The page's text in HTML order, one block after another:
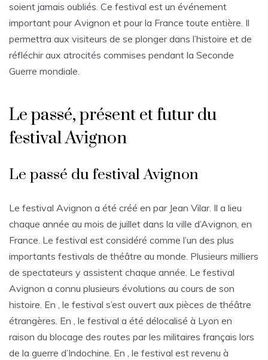
soient jamais oubliés. Ce festival est un événement
important pour Avignon et pour la France toute entière. Il
permettra aux visiteurs de se plonger dans l’histoire et de
réfléchir aux atrocités commises pendant la Seconde
Guerre mondiale.
Le passé, présent et futur du
festival Avignon
Le passé du festival Avignon
Le festival Avignon a été créé en par Jean Vilar. Il a lieu
chaque année au mois de juillet dans la ville d’Avignon, en
France. Le festival est considéré comme l’un des plus
importants festivals de théâtre au monde. Plusieurs milliers
de spectateurs y assistent chaque année. Le festival
Avignon a connu plusieurs évolutions au cours de son
histoire. En , le festival s’est ouvert aux pièces de théâtre
étrangères. En , le festival a été délocalisé à Lyon en
raison du blocage des routes par les militaires français lors
de la guerre d’Indochine. En , le festival est revenu à